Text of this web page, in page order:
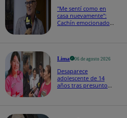
"Me sentí como en
casa nuevamente":
Cachín emocionado
Lima 06 de agosto 2026
Desaparece
adolescente de 14
años tras presunto